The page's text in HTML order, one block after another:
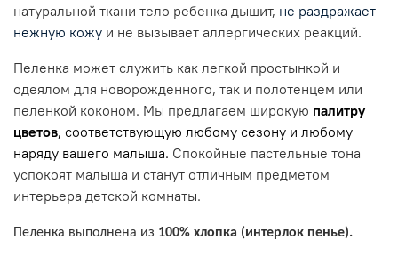
натуральной ткани тело ребенка дышит, не раздражает
нежную кожу и не вызывает аллергических реакций.
Пеленка может служить как легкой простынкой и
одеялом для новорожденного, так и полотенцем или
пеленкой коконом. Мы предлагаем широкую палитру
цветов, соответствующую любому сезону и любому
наряду вашего малыша. Спокойные пастельные тона
успокоят малыша и станут отличным предметом
интерьера детской комнаты.
Пеленка выполнена из 100% хлопка (интерлок пенье).